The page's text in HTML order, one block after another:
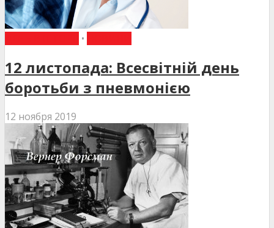
•
12 листопада: Всесвітній день
боротьби з пневмонією
12 ноября 2019